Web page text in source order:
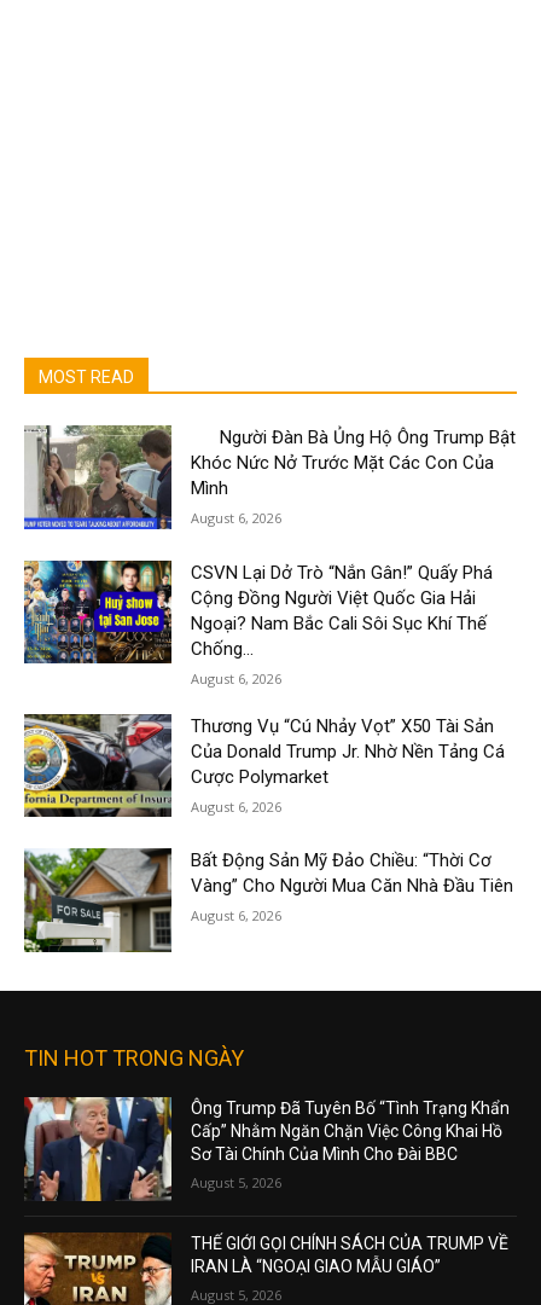
MOST READ
Người Đàn Bà Ủng Hộ Ông Trump Bật
Khóc Nức Nở Trước Mặt Các Con Của
Mình
August 6, 2026
CSVN Lại Dở Trò “Nắn Gân!” Quấy Phá
Cộng Đồng Người Việt Quốc Gia Hải
Ngoại? Nam Bắc Cali Sôi Sục Khí Thế
Chống...
August 6, 2026
Thương Vụ “Cú Nhảy Vọt” X50 Tài Sản
Của Donald Trump Jr. Nhờ Nền Tảng Cá
Cược Polymarket
August 6, 2026
Bất Động Sản Mỹ Đảo Chiều: “Thời Cơ
Vàng” Cho Người Mua Căn Nhà Đầu Tiên
August 6, 2026
TIN HOT TRONG NGÀY
Ông Trump Đã Tuyên Bố “Tình Trạng Khẩn
Cấp” Nhằm Ngăn Chặn Việc Công Khai Hồ
Sơ Tài Chính Của Mình Cho Đài BBC
August 5, 2026
THẾ GIỚI GỌI CHÍNH SÁCH CỦA TRUMP VỀ
IRAN LÀ “NGOẠI GIAO MẪU GIÁO”
August 5, 2026